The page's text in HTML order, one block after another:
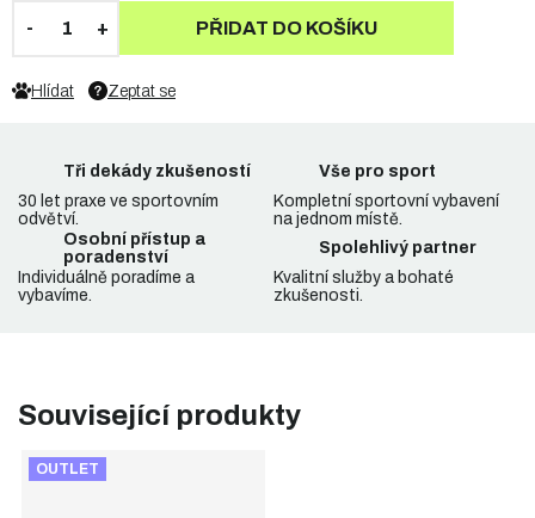
PŘIDAT DO KOŠÍKU
Zeptat se
Hlídat
Tři dekády zkušeností
30 let praxe ve sportovním
odvětví.
Vše pro sport
Kompletní sportovní vybavení
na jednom místě.
Osobní přístup a
poradenství
Individuálně poradíme a
vybavíme.
Spolehlivý partner
Kvalitní služby a bohaté
zkušenosti.
Související produkty
OUTLET